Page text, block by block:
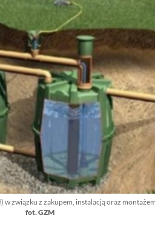
w związku z zakupem, instalacją oraz
fot. GZM